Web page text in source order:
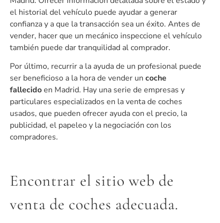
el historial del vehículo puede ayudar a generar
confianza y a que la transacción sea un éxito. Antes de
vender, hacer que un mecánico inspeccione el vehículo
también puede dar tranquilidad al comprador.
Por último, recurrir a la ayuda de un profesional puede
ser beneficioso a la hora de vender un coche
fallecidoen Madrid. Hay una serie de empresas y
particulares especializados en la venta de coches
usados, que pueden ofrecer ayuda con el precio, la
publicidad, el papeleo y la negociación con los
compradores.
Encontrar el sitio web de
venta de coches adecuada.